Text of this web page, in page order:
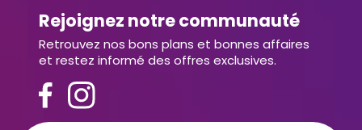
Rejoignez notre communauté
Retrouvez nos bons plans et bonnes affaires
et restez informé des offres exclusives.